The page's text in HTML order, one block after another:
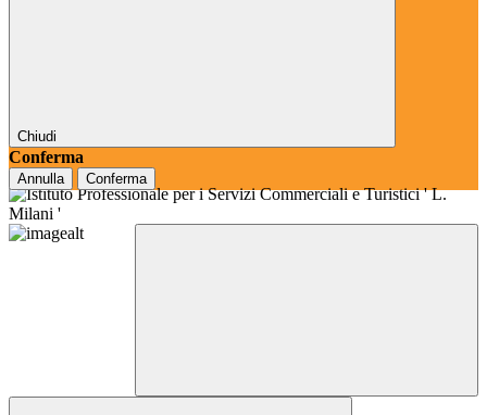
Chiudi
Conferma
Annulla Conferma